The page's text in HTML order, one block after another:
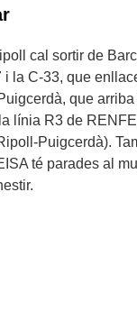
cal sortir de
i la C-33, que
que arriba
línia R3 de
Puigcerdà).
té parades al